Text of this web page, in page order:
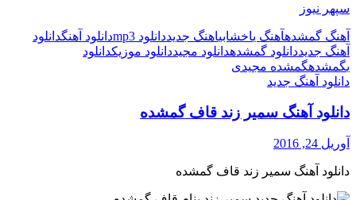
سپهر نیوز
آهنگ گمشدهآهنگ یاخشابیاهنگ جدیددانلود mp3 دانلود آهنگدانلود
آهنگ جدیددانلود گمشدهدانلود مجیددانلود موزیکدانلود
یگمشدهگمشده مجیدی
دانلود آهنگ جدید
دانلود آهنگ سمیر زند قاف گمشده
آوریل 24, 2016
دانلود آهنگ سمیر زند قاف گمشده